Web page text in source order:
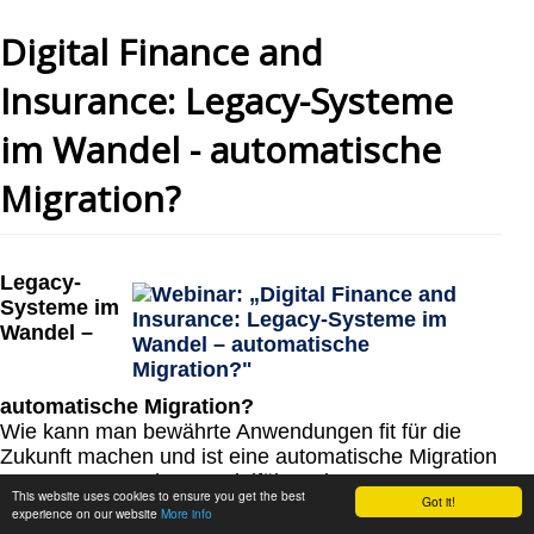
Got it!
This website uses cookies to ensure you get the best
experience on our website More info
Digital Finance and
Insurance: Legacy-Systeme
im Wandel - automatische
Migration?
Legacy-
Systeme im
Wandel –
automatische Migration?
Wie kann man bewährte Anwendungen fit für die
Zukunft machen und ist eine automatische Migration
von COBOL nach Java zielführend?
Sind die Anwendungen dann noch wartbar?